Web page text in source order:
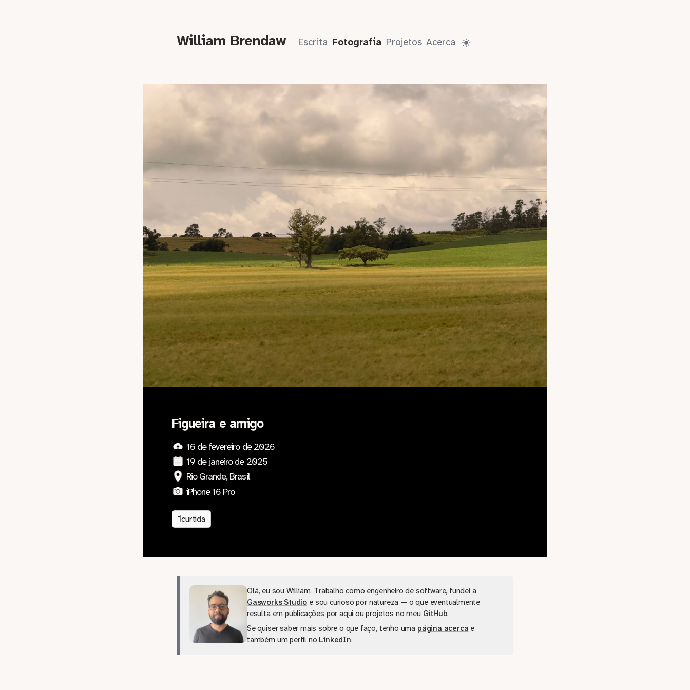
William Brendaw Escrita Fotografia Projetos Acerca
Figueira e amigo
16 de fevereiro de 2026
19 de janeiro de 2025
Rio Grande, Brasil
iPhone 16 Pro
1curtida
Olá, eu sou William. Trabalho como engenheiro de software, fundei a
Gasworks Studio e sou curioso por natureza — o que eventualmente
resulta em publicações por aqui ou projetos no meu GitHub.
Se quiser saber mais sobre o que faço, tenho uma página acerca e
também um perfil no LinkedIn.